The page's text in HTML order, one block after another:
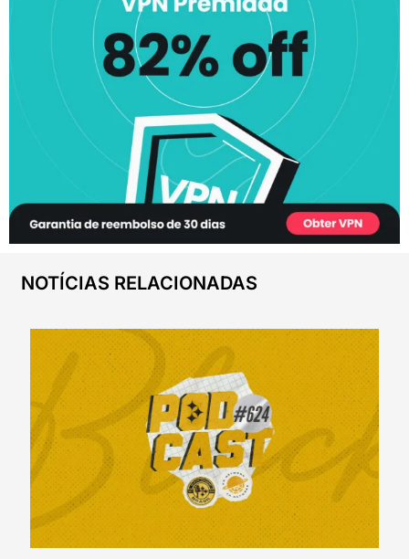
NOTÍCIAS RELACIONADAS